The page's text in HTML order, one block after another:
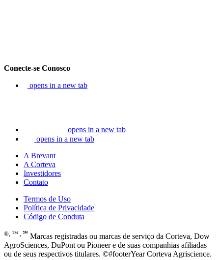
Conecte-se Conosco
opens in a new tab
opens in a new tab
opens in a new tab
A Brevant
A Corteva
Investidores
Contato
Termos de Uso
Política de Privacidade
Código de Conduta
®, ™ , ℠ Marcas registradas ou marcas de serviço da Corteva, Dow
AgroSciences, DuPont ou Pioneer e de suas companhias afiliadas
ou de seus respectivos titulares. ©#footerYear Corteva Agriscience.